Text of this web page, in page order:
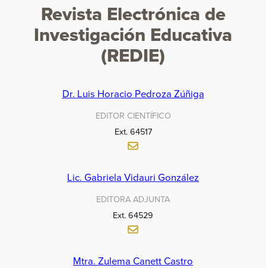
Revista Electrónica de
Investigación Educativa
(REDIE)
Dr. Luis Horacio Pedroza Zúñiga
EDITOR CIENTÍFICO
Ext. 64517
Lic. Gabriela Vidauri González
EDITORA ADJUNTA
Ext. 64529
Mtra. Zulema Canett Castro